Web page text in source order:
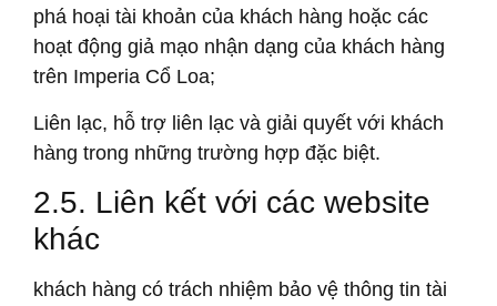
phá hoại tài khoản của khách hàng hoặc các
hoạt động giả mạo nhận dạng của khách hàng
trên Imperia Cổ Loa;
Liên lạc, hỗ trợ liên lạc và giải quyết với khách
hàng trong những trường hợp đặc biệt.
2.5. Liên kết với các website
khác
khách hàng có trách nhiệm bảo vệ thông tin tài